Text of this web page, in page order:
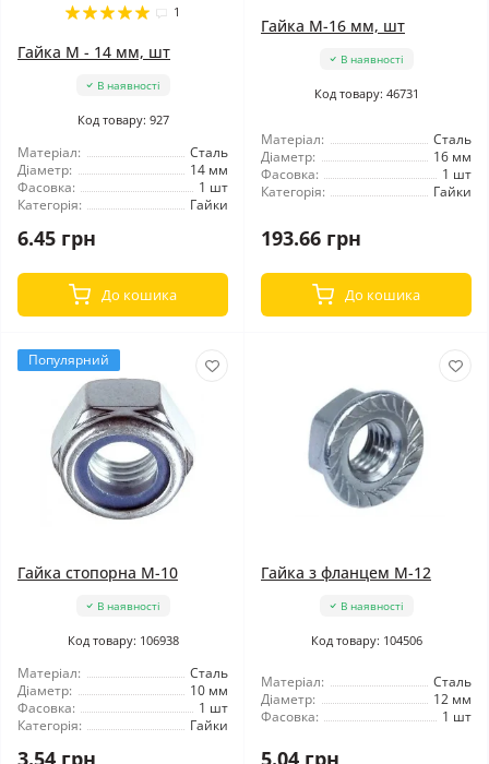
1
Гайка М - 14 мм, шт
В наявності
Код товару: 927
Матеріал:
Сталь
Діаметр:
14 мм
Фасовка:
1 шт
Категорія:
Гайки
6.45 грн
До кошика
Гайка М-16 мм, шт
В наявності
Код товару: 46731
Матеріал:
Сталь
Діаметр:
16 мм
Фасовка:
1 шт
Категорія:
Гайки
193.66 грн
До кошика
Популярний
Гайка стопорна М-10
В наявності
Код товару: 106938
Матеріал:
Сталь
Діаметр:
10 мм
Фасовка:
1 шт
Категорія:
Гайки
3.54 грн
Гайка з фланцем М-12
В наявності
Код товару: 104506
Матеріал:
Сталь
Діаметр:
12 мм
Фасовка:
1 шт
5.04 грн